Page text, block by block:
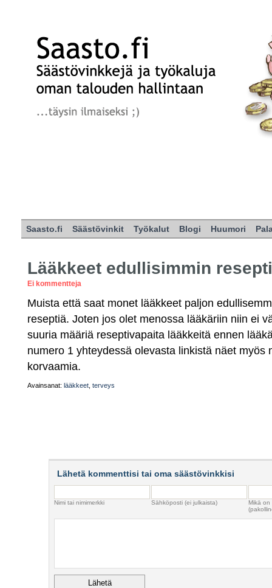
Saasto.fi Säästövinkit Työkalut Blogi Huumori
Lääkkeet edullisimmin
Ei kommentteja
Muista että saat monet lääkkeet paljon
reseptiä. Joten jos olet menossa lääkäriin niin ei
suuria määriä reseptivapaita lääkkeitä ennen
numero 1 yhteydessä olevasta linkistä näet myös
korvaamia.
Avainsanat: lääkkeet terveys
Lähetä kommenttisi tai oma säästövinkkisi
Nimi tai nimimerkki Sähköposti (ei julkaista)
Mikä